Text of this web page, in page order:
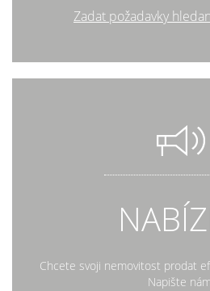
Zadat požadavky
Chcete svoji nemovitost prodat
Napište